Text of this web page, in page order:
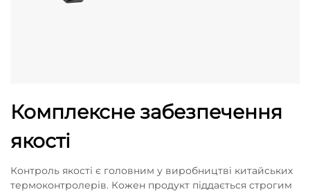
Комплексне забезпечення
якості
Контроль якості є головним у виробництві китайських
термоконтролерів. Кожен продукт піддається строгим